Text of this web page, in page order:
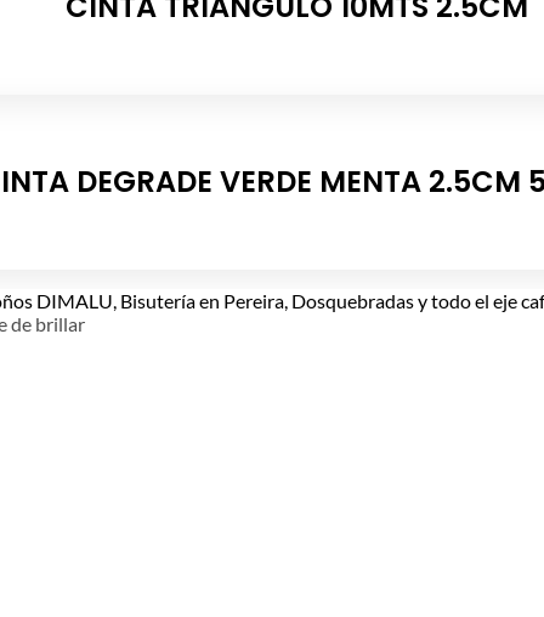
DEGRADE VERDE MENTA 2.5CM
de brillar